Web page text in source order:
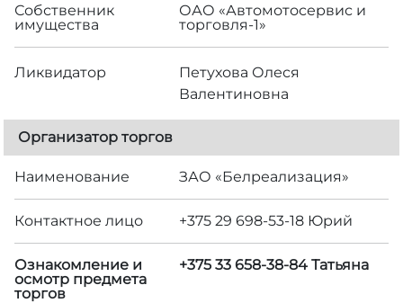
Собственник
имущества
ОАО «Автомотосервис и
торговля-1»
Ликвидатор
Петухова Олеся
Валентиновна
Организатор торгов
Наименование ЗАО «Белреализация»
Контактное лицо +375 29 698-53-18 Юрий
Ознакомление и
осмотр предмета
торгов
+375 33 658-38-84 Татьяна